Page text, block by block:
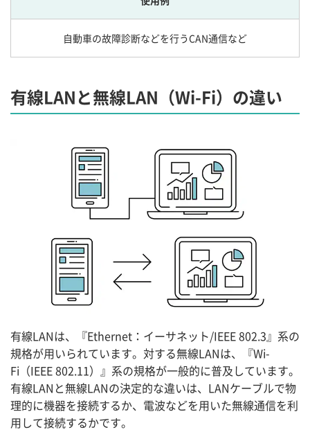
自動車の故障診断などを行うCAN通信など
有線LANと無線LAN（Wi-Fi）の違い
有線LANは、『Ethernet：イーサネット/IEEE 802.3』系の
規格が用いられています。対する無線LANは、『Wi-
Fi（IEEE 802.11）』系の規格が一般的に普及しています。
有線LANと無線LANの決定的な違いは、LANケーブルで物
理的に機器を接続するか、電波などを用いた無線通信を利
用して接続するかです。